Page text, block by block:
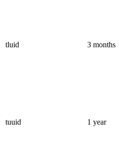
tluid 3 months
tuuid 1 year